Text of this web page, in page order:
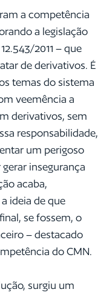
a competência
a legislação
2011 – que
de derivativos. É
temas do sistema
veemência a
derivativos, sem
responsabilidade,
um perigoso
insegurança
acaba,
ideia de que
se fossem, o
– destacado
do CMN.
surgiu um